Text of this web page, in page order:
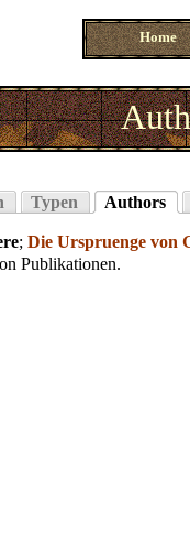
Home
Typen Authors
; Die Urspruenge von
Publikationen.